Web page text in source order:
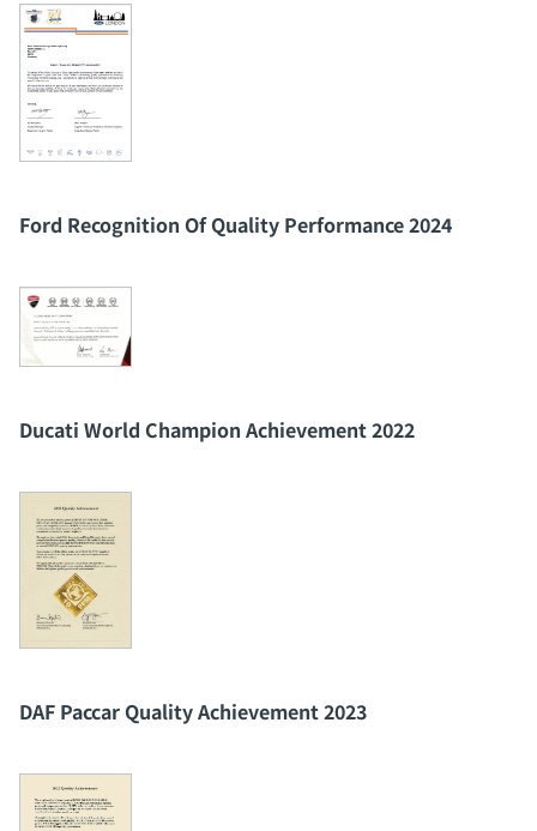
Ford Recognition Of Quality Performance 2024
Ducati World Champion Achievement 2022
DAF Paccar Quality Achievement 2023